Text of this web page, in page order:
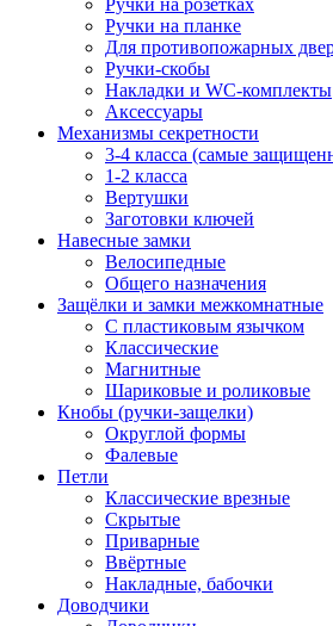
Ручки на розетках
Ручки на планке
Для противопожарных
Ручки-скобы
Накладки и WC-комплекты
Аксессуары
Механизмы секретности
3-4 класса (самые
1-2 класса
Вертушки
Заготовки ключей
Навесные замки
Велосипедные
Общего назначения
Защёлки и замки межкомнатные
С пластиковым язычком
Классические
Магнитные
Шариковые и роликовые
Кнобы (ручки-защелки)
Округлой формы
Фалевые
Петли
Классические врезные
Скрытые
Приварные
Ввёртные
Накладные, бабочки
Доводчики